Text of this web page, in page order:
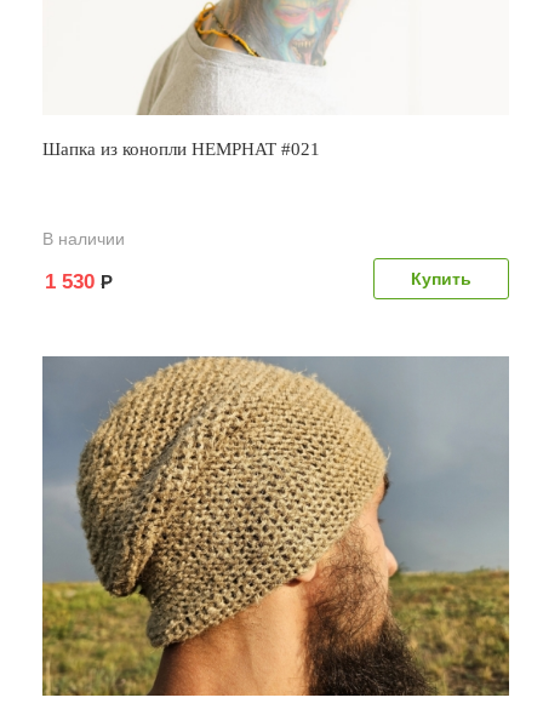
Шапка из конопли HEMPHAT #021
В наличии
1 530 Р